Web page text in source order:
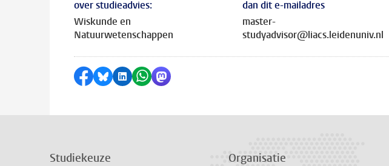
over studieadvies:
Wiskunde en
Natuurwetenschappen
dan dit e-mailadres
master-
studyadvisor@liacs.leidenuniv.nl
Delen op Facebook
Delen via Bluesky
Delen op LinkedIn
Delen via WhatsApp
Delen via Mastodon
Studiekeuze Organisatie